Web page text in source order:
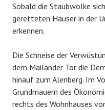
Sobald die Staubwolke
geretteten Häuser in der
erkennen.
Die Schneise der
dem Mailänder Tor die
hinauf zum Alenberg. Im
Grundmauern des
rechts des Wohnhauses